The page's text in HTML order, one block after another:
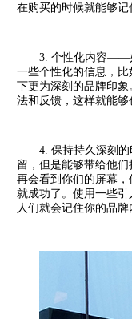
在购买的时候就能够记
3. 个性化内容——
一些个性化的信息，比
下更为深刻的品牌印
法和反馈，这样就能够
4. 保持持久深刻
留，但是能够带给他们
再会看到你们的屏幕
就成功了。使用一些引
人们就会记住你的品牌